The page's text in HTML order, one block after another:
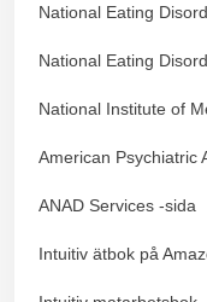
National Eating
National Eating
National Institute of
American Psychiatric
ANAD Services -sida
Intuitiv ätbok på